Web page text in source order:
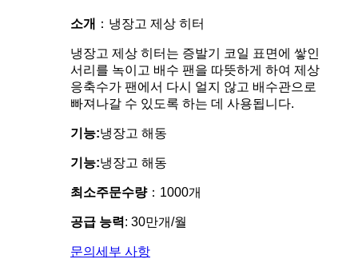
소개 ：냉장고 제상 히터
냉장고 제상 히터는 증발기 코일 표면에 쌓인
서리를 녹이고 배수 팬을 따뜻하게 하여 제상
응축수가 팬에서 다시 얼지 않고 배수관으로
빠져나갈 수 있도록 하는 데 사용됩니다.
기능:냉장고 해동
기능:냉장고 해동
최소주문수량：1000개
공급 능력: 30만개/월
문의 세부 사항